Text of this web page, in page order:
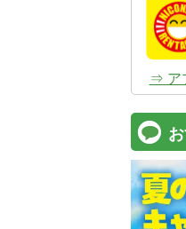
⇒ ア